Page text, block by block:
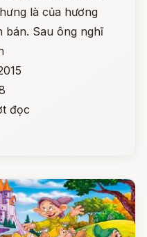
là của hương
bán. Sau ông nghĩ
đọc